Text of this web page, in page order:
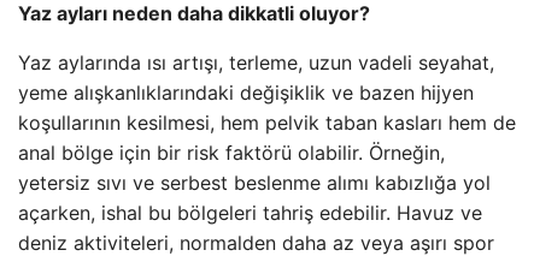
Yaz ayları neden daha dikkatli oluyor?
Yaz aylarında ısı artışı, terleme, uzun vadeli seyahat,
yeme alışkanlıklarındaki değişiklik ve bazen hijyen
koşullarının kesilmesi, hem pelvik taban kasları hem de
anal bölge için bir risk faktörü olabilir. Örneğin,
yetersiz sıvı ve serbest beslenme alımı kabızlığa yol
açarken, ishal bu bölgeleri tahriş edebilir. Havuz ve
deniz aktiviteleri, normalden daha az veya aşırı spor